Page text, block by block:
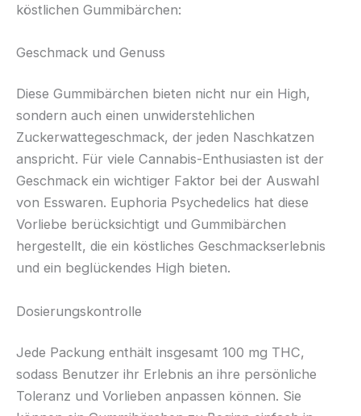
köstlichen Gummibärchen:
Geschmack und Genuss
Diese Gummibärchen bieten nicht nur ein High,
sondern auch einen unwiderstehlichen
Zuckerwattegeschmack, der jeden Naschkatzen
anspricht. Für viele Cannabis-Enthusiasten ist der
Geschmack ein wichtiger Faktor bei der Auswahl
von Esswaren. Euphoria Psychedelics hat diese
Vorliebe berücksichtigt und Gummibärchen
hergestellt, die ein köstliches Geschmackserlebnis
und ein beglückendes High bieten.
Dosierungskontrolle
Jede Packung enthält insgesamt 100 mg THC,
sodass Benutzer ihr Erlebnis an ihre persönliche
Toleranz und Vorlieben anpassen können. Sie